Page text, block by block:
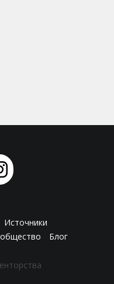
Источники
Блог